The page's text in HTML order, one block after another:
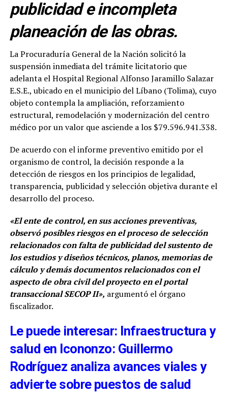
publicidad e incompleta
planeación de las obras.
La Procuraduría General de la Nación solicitó la
suspensión inmediata del trámite licitatorio que
adelanta el Hospital Regional Alfonso Jaramillo Salazar
E.S.E., ubicado en el municipio del Líbano (Tolima), cuyo
objeto contempla la ampliación, reforzamiento
estructural, remodelación y modernización del centro
médico por un valor que asciende a los $79.596.941.338.
De acuerdo con el informe preventivo emitido por el
organismo de control, la decisión responde a la
detección de riesgos en los principios de legalidad,
transparencia, publicidad y selección objetiva durante el
desarrollo del proceso.
«El ente de control, en sus acciones preventivas,
observó posibles riesgos en el proceso de selección
relacionados con falta de publicidad del sustento de
los estudios y diseños técnicos, planos, memorias de
cálculo y demás documentos relacionados con el
aspecto de obra civil del proyecto en el portal
transaccional SECOP II», argumentó el órgano
fiscalizador.
Le puede interesar: Infraestructura y
salud en Icononzo: Guillermo
Rodríguez analiza avances viales y
advierte sobre puestos de salud